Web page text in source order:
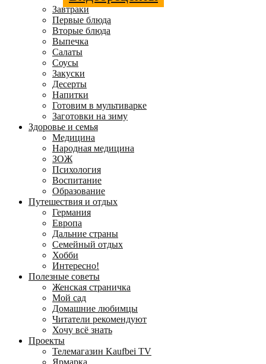
Завтраки
Первые блюда
Вторые блюда
Выпечка
Салаты
Соусы
Закуски
Десерты
Напитки
Готовим в мультиварке
Заготовки на зиму
Здоровье и семья
Медицина
Народная медицина
ЗОЖ
Психология
Воспитание
Образование
Путешествия и отдых
Германия
Европа
Дальние страны
Семейный отдых
Хобби
Интересно!
Полезные советы
Женская страничка
Мой сад
Домашние любимцы
Читатели рекомендуют
Хочу всё знать
Проекты
Телемагазин Kaufbei TV